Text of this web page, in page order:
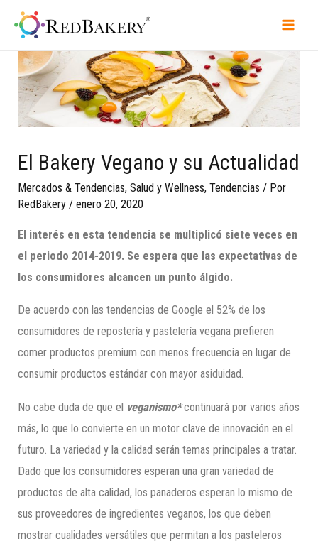
El Bakery Vegano y su Actualidad
Mercados & Tendencias,Salud y Wellness,Tendencias / Por
RedBakery /enero 20, 2020
El interés en esta tendencia se multiplicó siete veces en
el periodo 2014-2019. Se espera que las expectativas de
los consumidores alcancen un punto álgido.
De acuerdo con las tendencias de Google el 52% de los
consumidores de repostería y pastelería vegana prefieren
comer productos premium con menos frecuencia en lugar de
consumir productos estándar con mayor asiduidad.
No cabe duda de que el veganismo*continuará por varios años
más, lo que lo convierte en un motor clave de innovación en el
futuro. La variedad y la calidad serán temas principales a tratar.
Dado que los consumidores esperan una gran variedad de
productos de alta calidad, los panaderos esperan lo mismo de
sus proveedores de ingredientes veganos, los que deben
mostrar cualidades versátiles que permitan a los pasteleros